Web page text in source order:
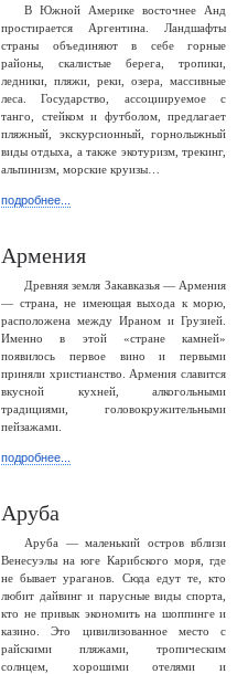
В Южной Америке восточнее Анд
простирается Аргентина. Ландшафты
страны объединяют в себе горные
районы, скалистые берега, тропики,
ледники, пляжи, реки, озера, массивные
леса. Государство, ассоциируемое с
танго, стейком и футболом, предлагает
пляжный, экскурсионный, горнолыжный
виды отдыха, а также экотуризм, трекинг,
альпинизм, морские круизы…
подробнее...
Армения
Древняя земля Закавказья — Армения
— страна, не имеющая выхода к морю,
расположена между Ираном и Грузией.
Именно в этой «стране камней»
появилось первое вино и первыми
приняли христианство. Армения славится
вкусной кухней, алкогольными
традициями, головокружительными
пейзажами.
подробнее...
Аруба
Аруба — маленький остров вблизи
Венесуэлы на юге Карибского моря, где
не бывает ураганов. Сюда едут те, кто
любит дайвинг и парусные виды спорта,
кто не привык экономить на шоппинге и
казино. Это цивилизованное место с
райскими пляжами, тропическим
солнцем, хорошими отелями и